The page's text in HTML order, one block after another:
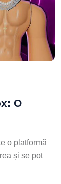
O
o platformă
și se pot